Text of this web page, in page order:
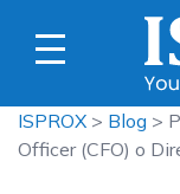
ISPROX > Blog >
Officer (CFO) o